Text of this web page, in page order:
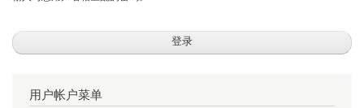
用户帐户菜单